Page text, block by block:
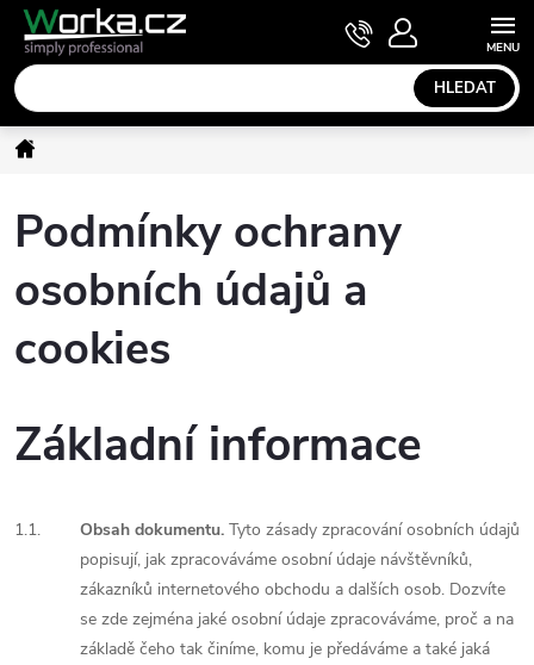
Přejít
obsah
HLEDAT
NÁKUPNÍ
KOŠÍK
Domů
Podmínky ochrany
osobních údajů a
cookies
Základní informace
1.1. Obsah dokumentu. Tyto zásady zpracování osobních údajů
popisují, jak zpracováváme osobní údaje návštěvníků,
zákazníků internetového obchodu a dalších osob. Dozvíte
se zde zejména jaké osobní údaje zpracováváme, proč a na
základě čeho tak činíme, komu je předáváme a také jaká